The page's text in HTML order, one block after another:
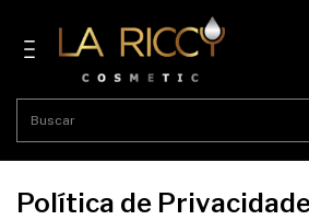
Política de